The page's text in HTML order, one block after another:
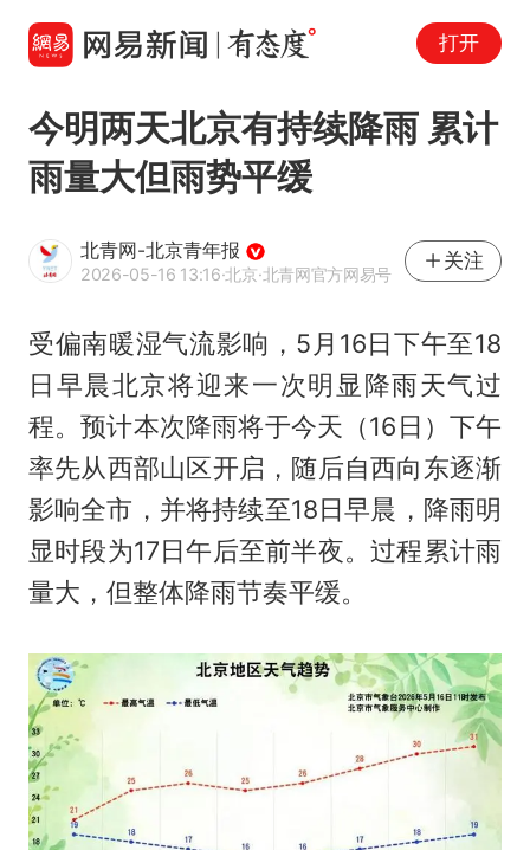
打开
今明两天北京有持续降雨 累计
雨量大但雨势平缓
北青网-北京青年报
2026-05-16 13:16·北京·北青网官方网易号
关注
受偏南暖湿气流影响，5月16日下午至18
日早晨北京将迎来一次明显降雨天气过
程。预计本次降雨将于今天（16日）下午
率先从西部山区开启，随后自西向东逐渐
影响全市，并将持续至18日早晨，降雨明
显时段为17日午后至前半夜。过程累计雨
量大，但整体降雨节奏平缓。